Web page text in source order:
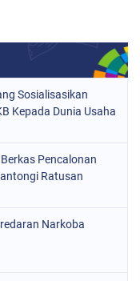
Sosialisasikan
Kepada Dunia Usaha
Pencalonan
Ratusan
Narkoba